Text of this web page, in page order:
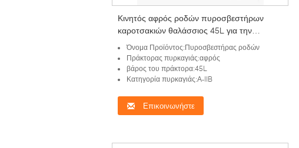
Κινητός αφρός ροδών πυροσβεστήρων
καροτσακιών θαλάσσιος 45L για την
πυρόσβεση σκαφών
Όνομα Προϊόντος:Πυροσβεστήρας ροδών
Πράκτορας πυρκαγιάς:αφρός
βάρος του πράκτορα:45L
Κατηγορία πυρκαγιάς:Α-IIB
Επικοινωνήστε